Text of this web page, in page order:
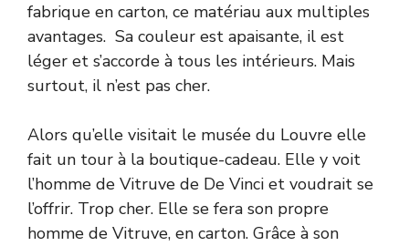
fabrique en carton, ce matériau aux multiples
avantages. Sa couleur est apaisante, il est
léger et s’accorde à tous les intérieurs. Mais
surtout, il n’est pas cher.
Alors qu’elle visitait le musée du Louvre elle
fait un tour à la boutique-cadeau. Elle y voit
l’homme de Vitruve de De Vinci et voudrait se
l’offrir. Trop cher. Elle se fera son propre
homme de Vitruve, en carton. Grâce à son